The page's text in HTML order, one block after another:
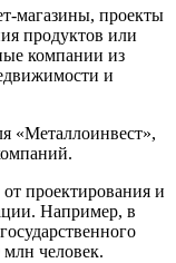
магазины, проекты
продуктов или
компании из
и
«Металлоинвест»,
проектирования и
Например, в
человек.